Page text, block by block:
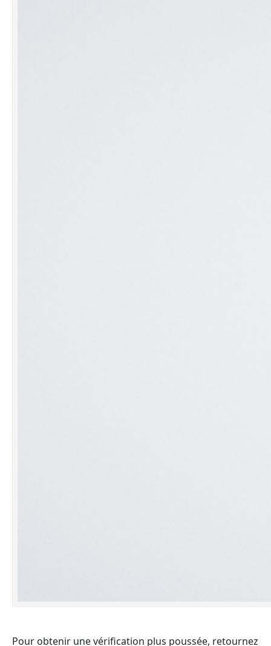
Pour obtenir une vérification plus poussée, retournez